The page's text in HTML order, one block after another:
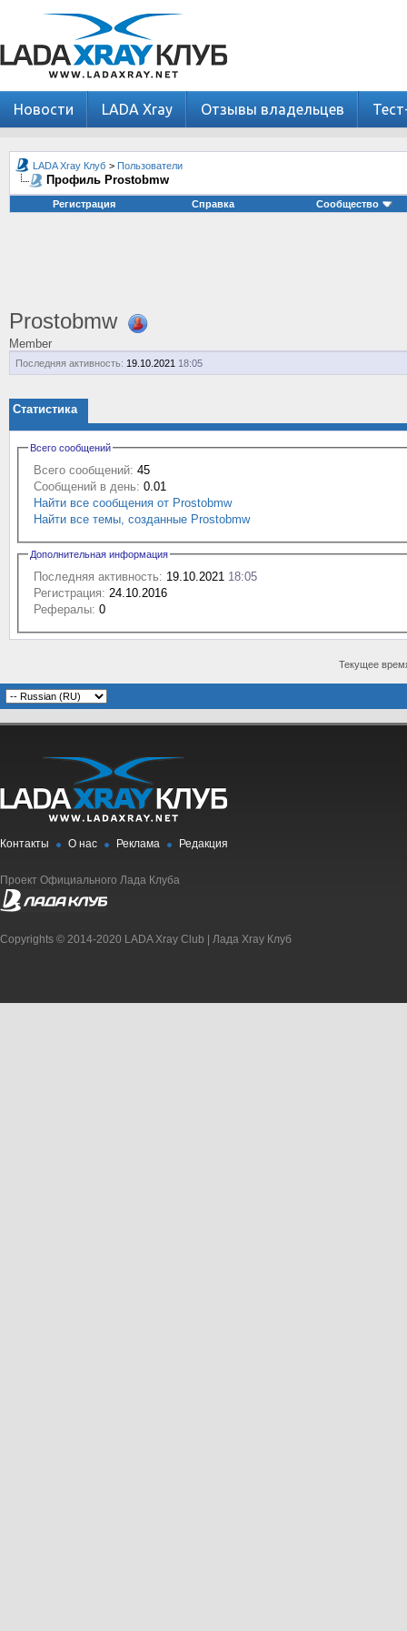
Новости LADA Xray Отзывы владельцев
LADA Xray Клуб > Пользователи
Профиль Prostobmw
Регистрация Справка Сообщество
Prostobmw
Member
Последняя активность: 19.10.2021 18:05
Статистика
Всего сообщений
Всего сообщений: 45
Сообщений в день: 0.01
Найти все сообщения от Prostobmw
Найти все темы, созданные Prostobmw
Дополнительная информация
Последняя активность: 19.10.2021 18:05
Регистрация: 24.10.2016
Рефералы: 0
Текущее
Контакты О нас Реклама Редакция
Проект Официального Лада Клуба
Copyrights © 2014-2020 LADA Xray Club | Лада Xray Клуб